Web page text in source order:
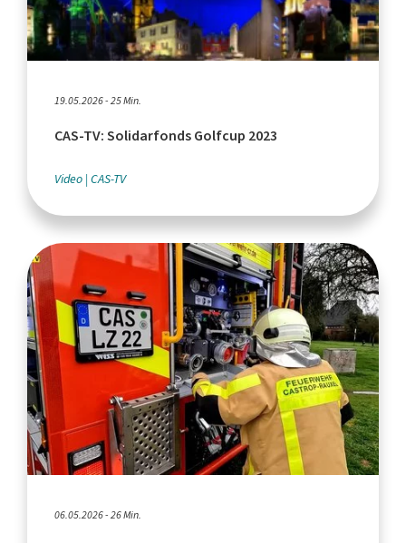
19.05.2026 - 25 Min.
CAS-TV: Solidarfonds Golfcup 2023
Video CAS-TV
06.05.2026 - 26 Min.